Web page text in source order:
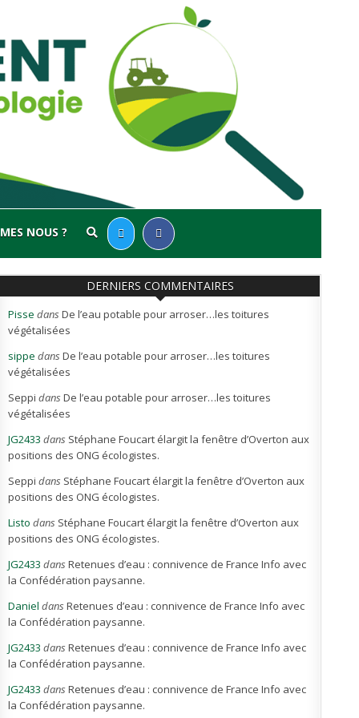
NOUS ?
DERNIERS COMMENTAIRES
Pisse dansDe l’eau potable pour arroser…les toitures
végétalisées
sippe dansDe l’eau potable pour arroser…les toitures
végétalisées
Seppi dansDe l’eau potable pour arroser…les toitures
végétalisées
JG2433 dans Stéphane Foucart élargit la fenêtre d’Overton aux
positions des ONG écologistes.
Seppi dans Stéphane Foucart élargit la fenêtre d’Overton aux
positions des ONG écologistes.
Listo dans Stéphane Foucart élargit la fenêtre d’Overton aux
positions des ONG écologistes.
JG2433 dansRetenues d’eau : connivence de France Info avec
la Confédération paysanne.
Daniel dansRetenues d’eau : connivence de France Info avec
la Confédération paysanne.
JG2433 dansRetenues d’eau : connivence de France Info avec
la Confédération paysanne.
JG2433 dansRetenues d’eau : connivence de France Info avec
la Confédération paysanne.